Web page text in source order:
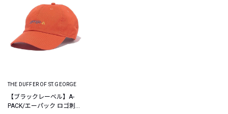
THE DUFFER OF ST.GEORGE
【ブラックレーベル】A-
PACK/エーパック ロゴ刺繍